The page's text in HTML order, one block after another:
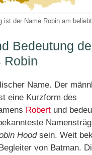
ist der Name Robin am
Bedeutung
Robin
Name. Der
eine Kurzform des
Robert und
Hoodsein. Weit
von Batman.